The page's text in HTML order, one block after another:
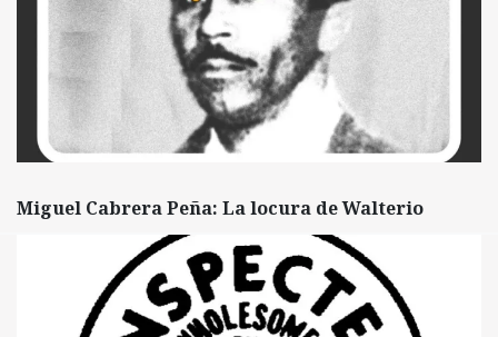
Miguel Cabrera Peña: La locura de Walterio